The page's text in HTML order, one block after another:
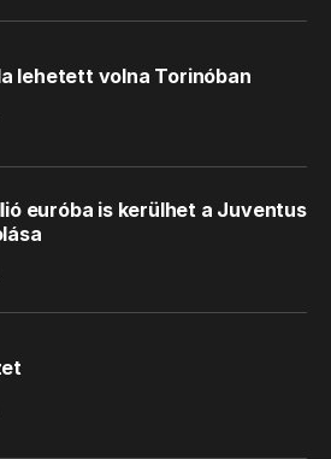
lehetett volna Torinóban
euróba is kerülhet a Juventus